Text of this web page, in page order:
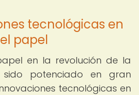
tecnológicas en
papel
en la revolución de la
potenciado en gran
tecnológicas en